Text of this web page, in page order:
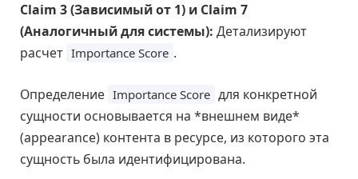
Claim 3 (Зависимый от 1) и Claim 7
(Аналогичный для системы): Детализируют
расчет Importance Score .
Определение Importance Score для конкретной
сущности основывается на *внешнем виде*
(appearance) контента в ресурсе, из которого эта
сущность была идентифицирована.